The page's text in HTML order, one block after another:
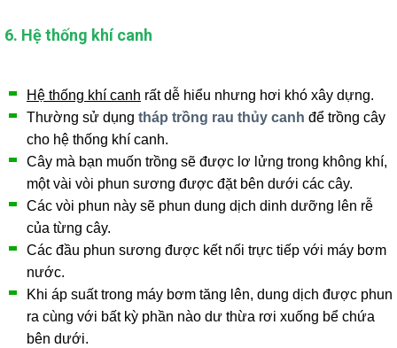
6. Hệ thống khí canh
Hệ thống khí canh rất dễ hiểu nhưng hơi khó xây dựng.
Thường sử dụng tháp trồng rau thủy canh để trồng cây
cho hệ thống khí canh.
Cây mà bạn muốn trồng sẽ được lơ lửng trong không khí,
một vài vòi phun sương được đặt bên dưới các cây.
Các vòi phun này sẽ phun dung dịch dinh dưỡng lên rễ
của từng cây.
Các đầu phun sương được kết nối trực tiếp với máy bơm
nước.
Khi áp suất trong máy bơm tăng lên, dung dịch được phun
ra cùng với bất kỳ phần nào dư thừa rơi xuống bể chứa
bên dưới.